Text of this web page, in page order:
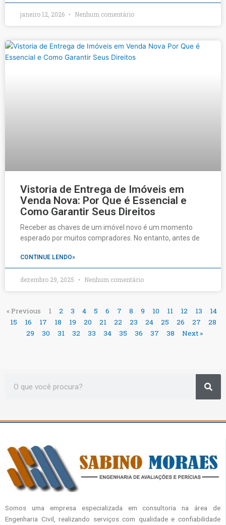
janeiro 12, 2026 Nenhum comentário
Vistoria de Entrega de Imóveis em
Venda Nova: Por Que é Essencial e
Como Garantir Seus Direitos
Receber as chaves de um imóvel novo é um momento
esperado por muitos compradores. No entanto, antes de
CONTINUE LENDO»
dezembro 29, 2025 Nenhum comentário
« Previous 1 2 3 4 5 6 7 8 9 10 11 12 13
14
15
16 17 18 19 20 21 22 23 24 25 26 27
28
29
30 31 32 33 34 35 36 37 38 Next »
Somos uma empresa especializada em consultoria na área de
Engenharia Civil, realizando serviços com qualidade e confiabilidade